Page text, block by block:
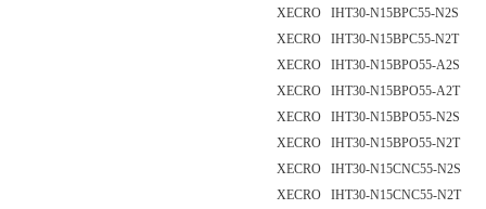
XECRO IHT30-N15BPC55-N2S
XECRO IHT30-N15BPC55-N2T
XECRO IHT30-N15BPO55-A2S
XECRO IHT30-N15BPO55-A2T
XECRO IHT30-N15BPO55-N2S
XECRO IHT30-N15BPO55-N2T
XECRO IHT30-N15CNC55-N2S
XECRO IHT30-N15CNC55-N2T